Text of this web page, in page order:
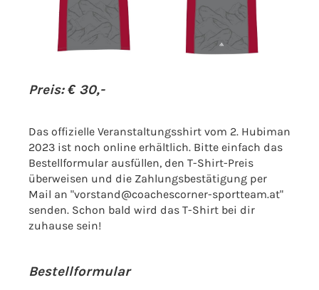
Preis: € 30,-
Das offizielle Veranstaltungsshirt vom 2. Hubiman
2023 ist noch online erhältlich. Bitte einfach das
Bestellformular ausfüllen, den T-Shirt-Preis
überweisen und die Zahlungsbestätigung per
Mail an "vorstand@coachescorner-sportteam.at"
senden. Schon bald wird das T-Shirt bei dir
zuhause sein!
Bestellformular